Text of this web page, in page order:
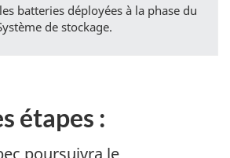
batteries déployées à la phase du
de stockage.
étapes :
poursuivra le